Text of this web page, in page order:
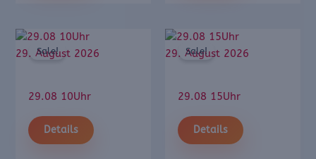
29. August 2026
Sale!
29.08 10Uhr
Details
29. August 2026
Sale!
29.08 15Uhr
Details